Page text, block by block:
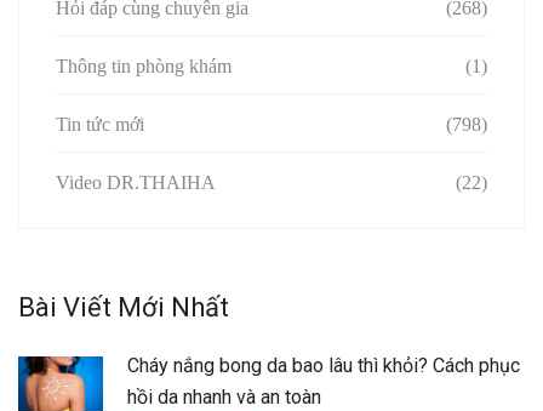
Hỏi đáp cùng chuyên gia (268)
Thông tin phòng khám (1)
Tin tức mới (798)
Video DR.THAIHA (22)
Bài Viết Mới Nhất
Cháy nắng bong da bao lâu thì khỏi? Cách phục
hồi da nhanh và an toàn